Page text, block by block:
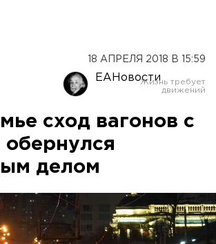
18 АПРЕЛЯ 2018 В 15:59
ЕАНовости
сход вагонов с
обернулся
делом